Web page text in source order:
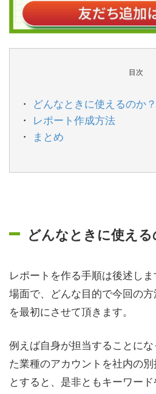
目次
どんなときに使えるのか？
レポート作成方法
まとめ
どんなときに使える
レポートを作る手順は後述し
場面で、どんな目的で今回の
を最初にさせて頂きます。
例えば自身が担当することに
た業種のアカウントを社内の
とすると、是非ともキーワー